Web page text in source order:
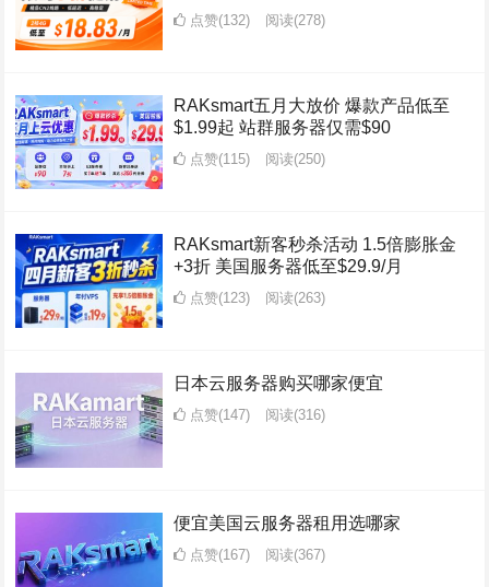
点赞(132) 阅读(278)
RAKsmart五月大放价 爆款产品低至
$1.99起 站群服务器仅需$90
点赞(115) 阅读(250)
RAKsmart新客秒杀活动 1.5倍膨胀金
+3折 美国服务器低至$29.9/月
点赞(123) 阅读(263)
日本云服务器购买哪家便宜
点赞(147) 阅读(316)
便宜美国云服务器租用选哪家
点赞(167) 阅读(367)